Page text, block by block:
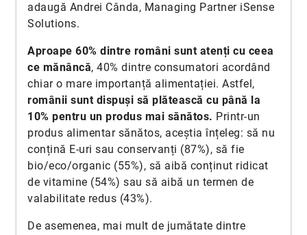
adaugă Andrei Cânda, Managing Partner iSense
Solutions.
Aproape 60% dintre români sunt atenți cu ceea
ce mănâncă, 40% dintre consumatori acordând
chiar o mare importanță alimentației. Astfel,
românii sunt dispuși să plătească cu până la
10% pentru un produs mai sănătos. Printr-un
produs alimentar sănătos, aceștia înțeleg: să nu
conțină E-uri sau conservanți (87%), să fie
bio/eco/organic (55%), să aibă conținut ridicat
de vitamine (54%) sau să aibă un termen de
valabilitate redus (43%).
De asemenea, mai mult de jumătate dintre